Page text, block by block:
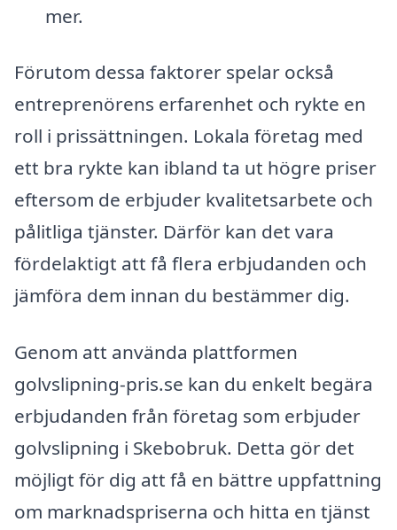
mer.
Förutom dessa faktorer spelar också
entreprenörens erfarenhet och rykte en
roll i prissättningen. Lokala företag med
ett bra rykte kan ibland ta ut högre priser
eftersom de erbjuder kvalitetsarbete och
pålitliga tjänster. Därför kan det vara
fördelaktigt att få flera erbjudanden och
jämföra dem innan du bestämmer dig.
Genom att använda plattformen
golvslipning-pris.se kan du enkelt begära
erbjudanden från företag som erbjuder
golvslipning i Skebobruk. Detta gör det
möjligt för dig att få en bättre uppfattning
om marknadspriserna och hitta en tjänst